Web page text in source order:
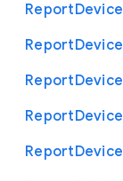
ReportDevice
ReportDevice
ReportDevice
ReportDevice
ReportDevice